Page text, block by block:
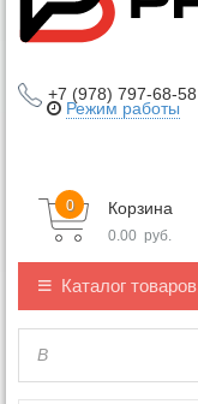
+7 (978) 797-68-58
Режим работы
Корзина
0
0.00 руб.
Каталог товаров